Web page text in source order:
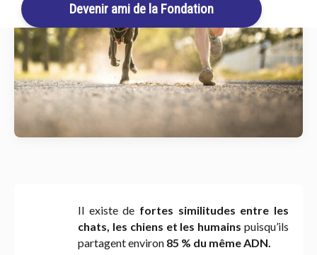
Devenir ami de la Fondation
Il existe de fortes similitudes entre les
chats, les chiens et les humains puisqu’ils
partagent environ 85 % du même ADN.